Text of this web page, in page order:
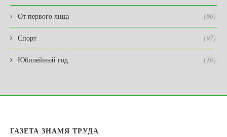
От первого лица (80)
Спорт (97)
Юбилейный год (10)
ГАЗЕТА ЗНАМЯ ТРУДА